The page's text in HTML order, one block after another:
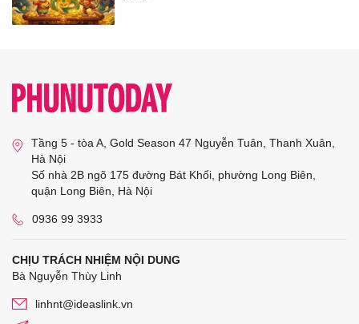
Tầng 5 - tòa A, Gold Season 47 Nguyễn Tuân, Thanh Xuân,
Hà Nội
Số nhà 2B ngõ 175 đường Bát Khối, phường Long Biên,
quận Long Biên, Hà Nội
0936 99 3933
CHỊU TRÁCH NHIỆM NỘI DUNG
Bà Nguyễn Thùy Linh
linhnt@ideaslink.vn